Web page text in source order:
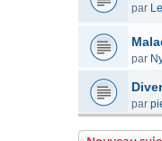
par
par
par